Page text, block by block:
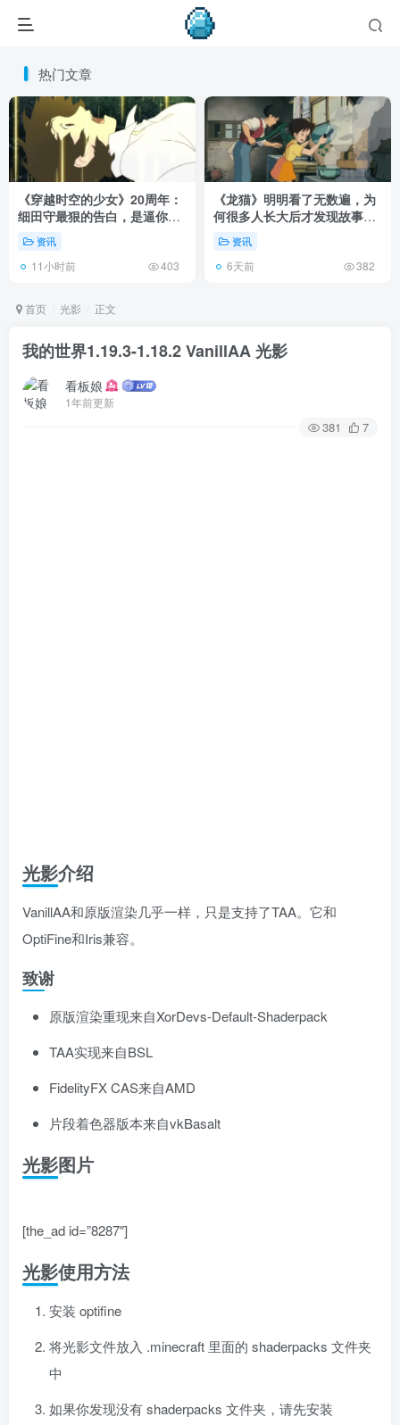
热门文章
《穿越时空的少女》20周年：
细田守最狠的告白，是逼你承
认有些夏天回不去了！
资讯
11小时前 403
《龙猫》明明看了无数遍，为
何很多人长大后才发现故事根
本不在 1988 年！
资讯
6天前 382
首页 光影 正文
我的世界1.19.3-1.18.2 VanillAA 光影
看板娘
1年前更新
381 7
光影介绍
VanillAA和原版渲染几乎一样，只是支持了TAA。它和
OptiFine和Iris兼容。
致谢
原版渲染重现来自XorDevs-Default-Shaderpack
TAA实现来自BSL
FidelityFX CAS来自AMD
片段着色器版本来自vkBasalt
光影图片
[the_ad id=”8287″]
光影使用方法
安装 optifine
将光影文件放入 .minecraft 里面的 shaderpacks 文件夹
中
如果你发现没有 shaderpacks 文件夹，请先安装